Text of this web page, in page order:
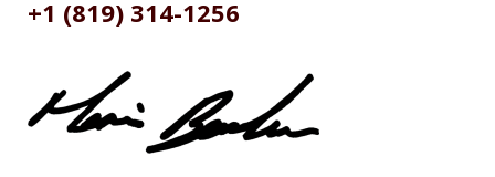
+1 (819) 314-1256